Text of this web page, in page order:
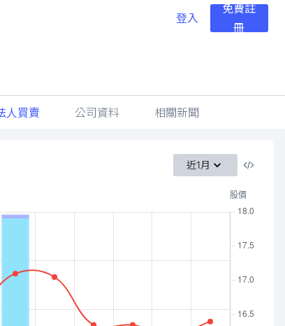
登入
免費註
冊
人買賣 公司資料 相關新聞
近1月